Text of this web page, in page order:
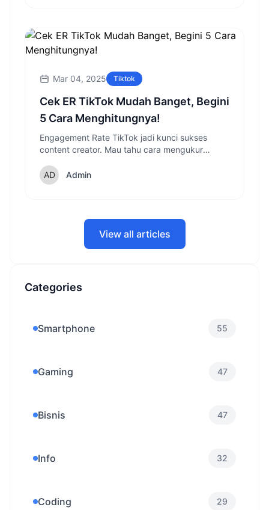
Mar 04, 2025 Tiktok
Cek ER TikTok Mudah Banget, Begini
5 Cara Menghitungnya!
Engagement Rate TikTok jadi kunci sukses
content creator. Mau tahu cara mengukur
lengkap cara cek ER TikTok yang bisa langsung
kamu praktikkan!
Admin
View all articles
Categories
Smartphone 55
Gaming 47
Bisnis 47
Info 32
Coding 29